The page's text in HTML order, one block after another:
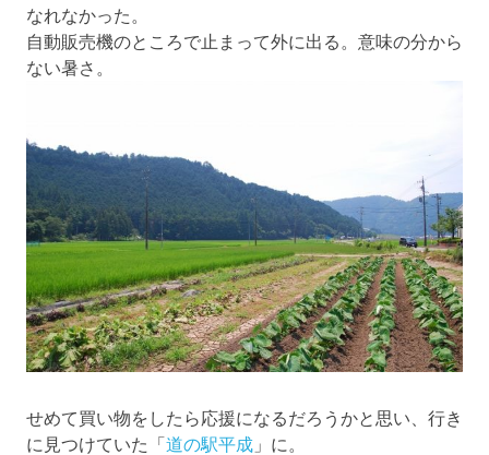
なれなかった。
自動販売機のところで止まって外に出る。意味の分から
ない暑さ。
せめて買い物をしたら応援になるだろうかと思い、行き
に見つけていた「道の駅平成 」に。